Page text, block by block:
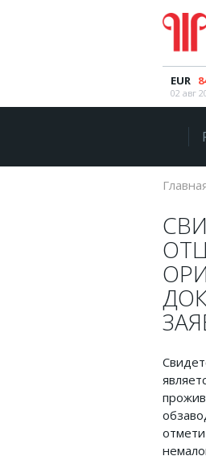
EUR
02 авг
Автомобильное право
Административное право